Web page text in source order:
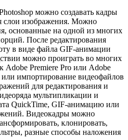
можно создавать кадры
слои изображения. Можно
основанные на одной из многих
После редактирования
в виде файла GIF-анимации
можно проиграть во многих
Adobe Premiere Pro или Adobe
импортирование видеофайлов
для редактирования и
мультипликации и
QuickTime, GIF-анимацию или
Видеокадры можно
клонировать,
разные способы наложения